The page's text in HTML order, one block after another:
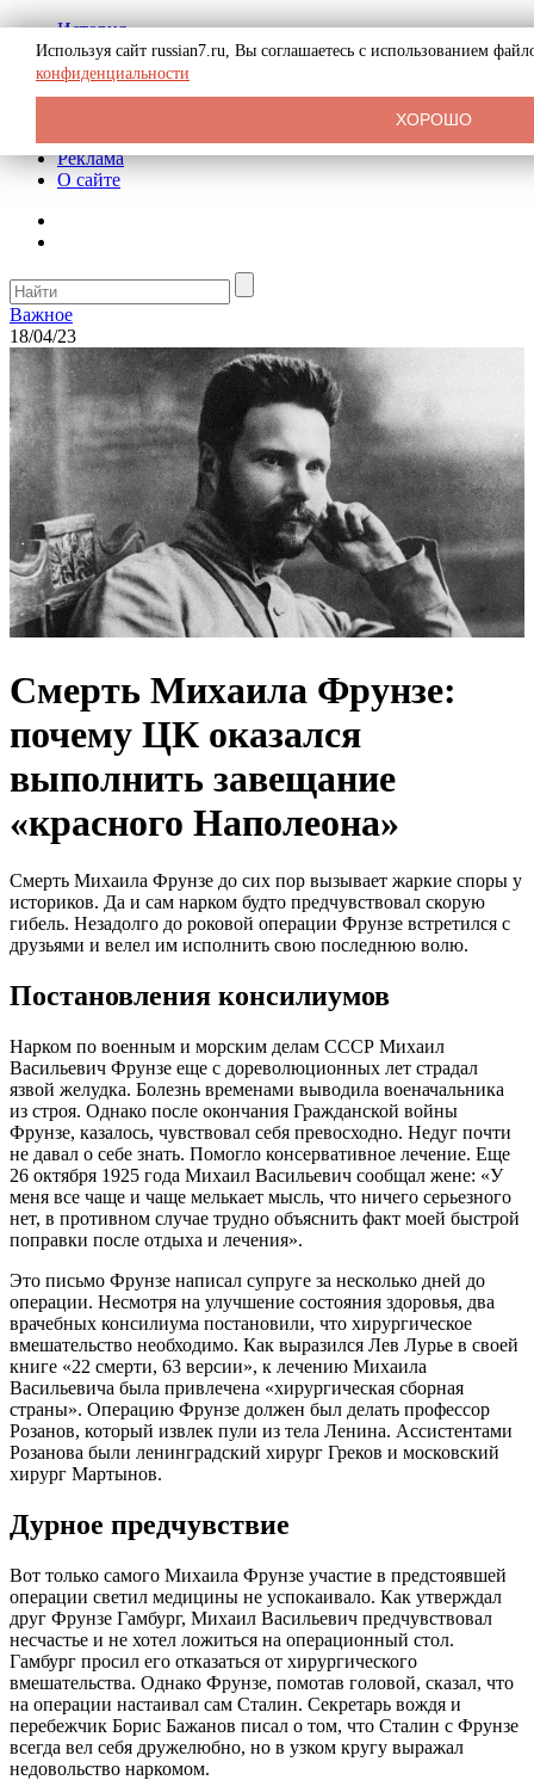
История
Биография
Криминал
СССР
Реклама
О сайте
Важное
18/04/23
Смерть Михаила Фрунзе:
почему ЦК оказался
выполнить завещание
«красного Наполеона»
Смерть Михаила Фрунзе до сих пор вызывает жаркие споры у
историков. Да и сам нарком будто предчувствовал скорую
гибель. Незадолго до роковой операции Фрунзе встретился с
друзьями и велел им исполнить свою последнюю волю.
Постановления консилиумов
Нарком по военным и морским делам СССР Михаил
Васильевич Фрунзе еще с дореволюционных лет страдал
язвой желудка. Болезнь временами выводила военачальника
из строя. Однако после окончания Гражданской войны
Фрунзе, казалось, чувствовал себя превосходно. Недуг почти
не давал о себе знать. Помогло консервативное лечение. Еще
26 октября 1925 года Михаил Васильевич сообщал жене: «У
меня все чаще и чаще мелькает мысль, что ничего серьезного
нет, в противном случае трудно объяснить факт моей быстрой
поправки после отдыха и лечения».
Это письмо Фрунзе написал супруге за несколько дней до
операции. Несмотря на улучшение состояния здоровья, два
врачебных консилиума постановили, что хирургическое
вмешательство необходимо. Как выразился Лев Лурье в своей
книге «22 смерти, 63 версии», к лечению Михаила
Васильевича была привлечена «хирургическая сборная
страны». Операцию Фрунзе должен был делать профессор
Розанов, который извлек пули из тела Ленина. Ассистентами
Розанова были ленинградский хирург Греков и московский
хирург Мартынов.
Дурное предчувствие
Вот только самого Михаила Фрунзе участие в предстоявшей
операции светил медицины не успокаивало. Как утверждал
друг Фрунзе Гамбург, Михаил Васильевич предчувствовал
несчастье и не хотел ложиться на операционный стол.
Гамбург просил его отказаться от хирургического
вмешательства. Однако Фрунзе, помотав головой, сказал, что
на операции настаивал сам Сталин. Секретарь вождя и
перебежчик Борис Бажанов писал о том, что Сталин с Фрунзе
всегда вел себя дружелюбно, но в узком кругу выражал
недовольство наркомом.
Используя сайт russian7.ru, Вы соглашаетесь с использованием
конфиденциальности
ХОРОШО